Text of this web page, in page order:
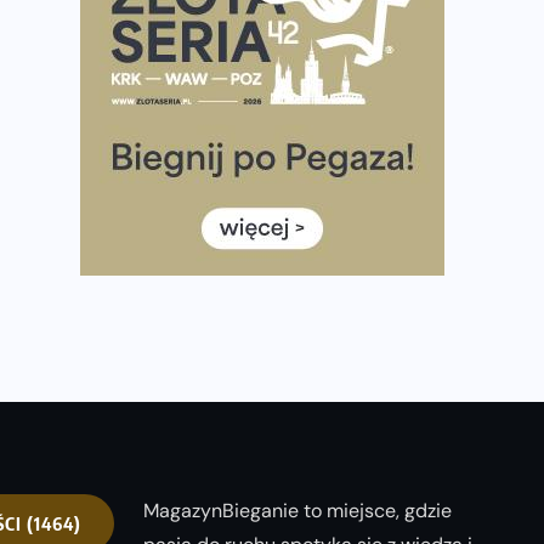
półmaratonem
Już w tę sobotę 35. Bieg Powstania Warszawskiego.
Wystartuje rekordowa liczba uczestników
poradnik przed startem
Ile razy w tygodniu biegać? 3 treningi wystarczą? Jak
często biegać, żeby robić postępy
Już w ten weekend! Przed nami Nocny Portowy
(1464)
MagazynBieganie to miejsce, gdzie